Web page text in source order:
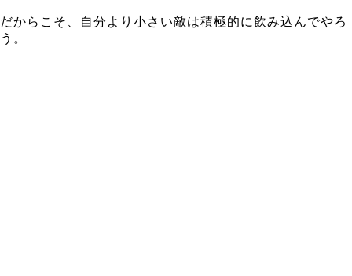
だからこそ、自分より小さい敵は積極的に飲み込んでやろ
う。